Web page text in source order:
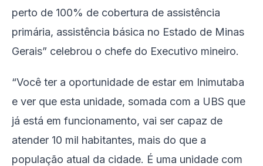
perto de 100% de cobertura de assistência
primária, assistência básica no Estado de Minas
Gerais” celebrou o chefe do Executivo mineiro.
“Você ter a oportunidade de estar em Inimutaba
e ver que esta unidade, somada com a UBS que
já está em funcionamento, vai ser capaz de
atender 10 mil habitantes, mais do que a
população atual da cidade. É uma unidade com